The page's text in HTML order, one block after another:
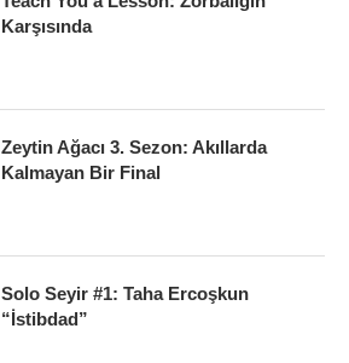
Karşısında
Zeytin Ağacı 3. Sezon: Akıllarda
Kalmayan Bir Final
Solo Seyir #1: Taha Ercoşkun
“İstibdad”